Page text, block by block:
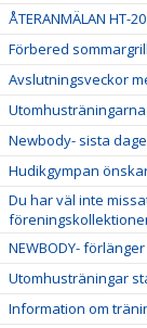
ÅTERANMÄLAN HT-20
Förbered
Avslutningsveckor
Newbody- sista
Hudikgympan
Du har väl inte
NEWBODY-
Utomhusträningar
Information om